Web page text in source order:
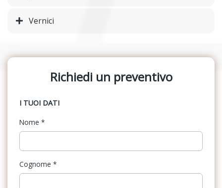
Vernici
Richiedi un preventivo
I TUOI DATI
Nome *
Cognome *